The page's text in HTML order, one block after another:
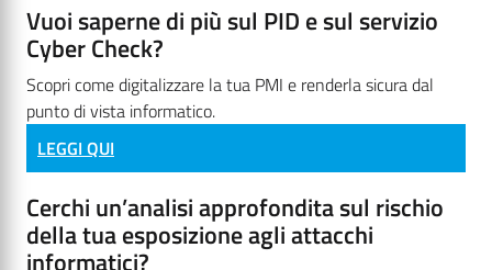
Vuoi saperne di più sul PID e sul servizio
Cyber Check?
Scopri come digitalizzare la tua PMI e renderla sicura dal
punto di vista informatico.
LEGGI QUI
Cerchi un’analisi approfondita sul rischio
della tua esposizione agli attacchi
informatici?